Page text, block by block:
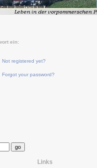
ein:
Not registered yet?
Forgot your password?
Links